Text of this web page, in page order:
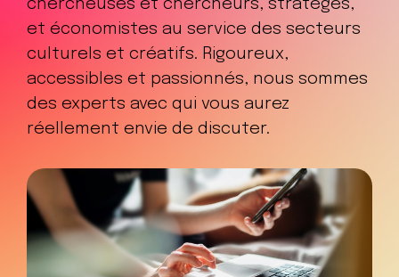
chercheuses et chercheurs, stratèges,
et économistes au service des secteurs
culturels et créatifs. Rigoureux,
accessibles et passionnés, nous sommes
des experts avec qui vous aurez
réellement envie de discuter.